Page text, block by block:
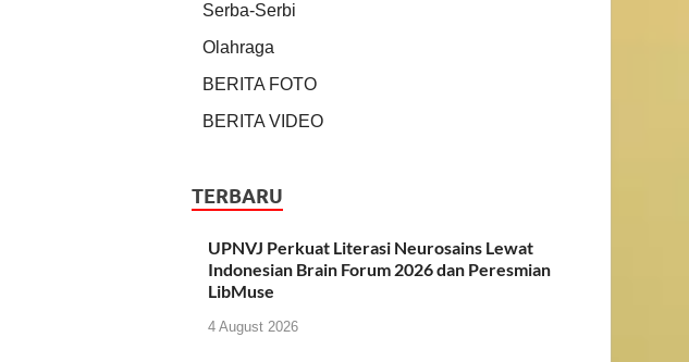
Serba-Serbi
Olahraga
BERITA FOTO
BERITA VIDEO
TERBARU
UPNVJ Perkuat Literasi Neurosains Lewat
Indonesian Brain Forum 2026 dan Peresmian
LibMuse
4 August 2026